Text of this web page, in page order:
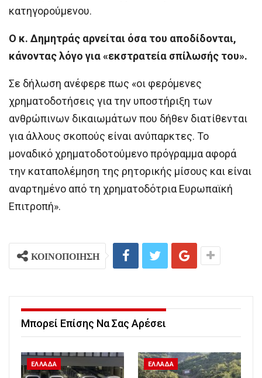
κατηγορούμενου.
Ο κ. Δημητράς αρνείται όσα του αποδίδονται,
κάνοντας λόγο για «εκστρατεία σπίλωσής του».
Σε δήλωση ανέφερε πως «οι φερόμενες
χρηματοδοτήσεις για την υποστήριξη των
ανθρώπινων δικαιωμάτων που δήθεν διατίθενται
για άλλους σκοπούς είναι ανύπαρκτες. Το
μοναδικό χρηματοδοτούμενο πρόγραμμα αφορά
την καταπολέμηση της ρητορικής μίσους και είναι
αναρτημένο από τη χρηματοδότρια Ευρωπαϊκή
Επιτροπή».
ΚΟΙΝΟΠΟΙΗΣΗ
Μπορεί Επίσης Να Σας Αρέσει
ΕΛΛΑΔΑ ΕΛΛΑΔΑ